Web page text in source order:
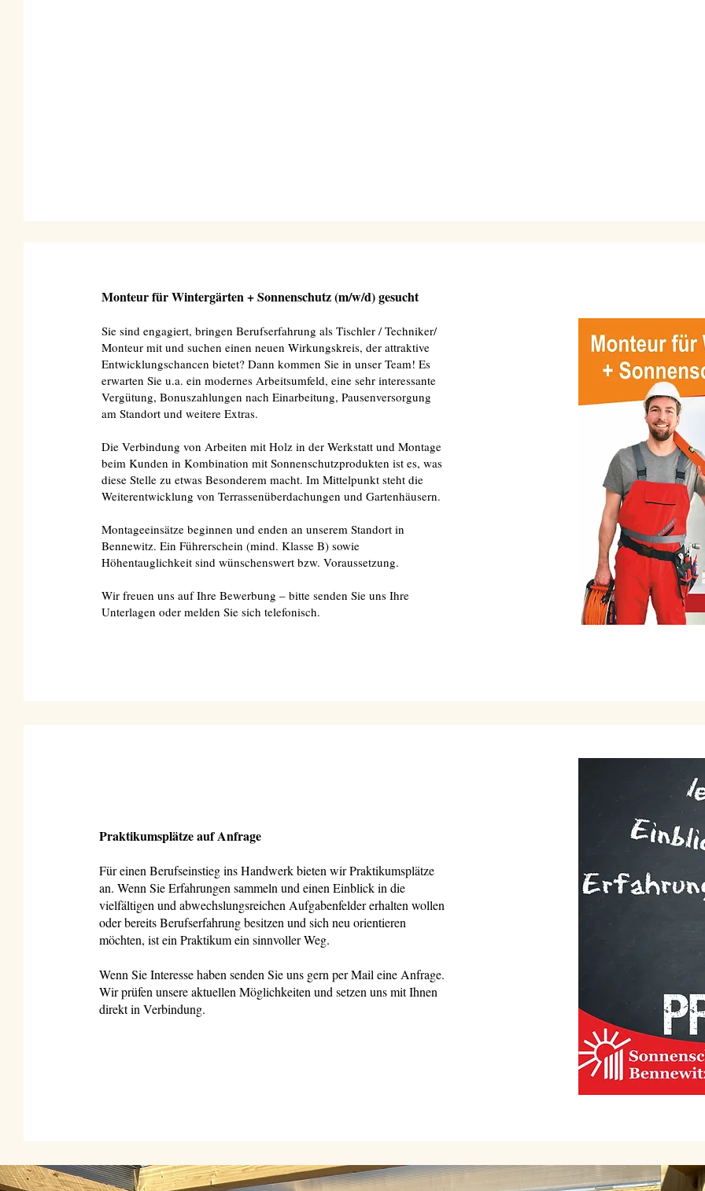
Monteur für Wintergärten + Sonnenschutz (m/w/d) gesucht
Sie sind engagiert, bringen Berufserfahrung als Tischler / Techniker/
Monteur mit und suchen einen neuen Wirkungskreis, der attraktive
Entwicklungschancen bietet? Dann kommen Sie in unser Team! Es
erwarten Sie u.a. ein modernes Arbeitsumfeld, eine sehr interessante
Vergütung, Bonuszahlungen nach Einarbeitung, Pausenversorgung
am Standort und weitere Extras.
Die Verbindung von Arbeiten mit Holz in der Werkstatt und Montage
beim Kunden in Kombination mit Sonnenschutzprodukten ist es, was
diese Stelle zu etwas Besonderem macht. Im Mittelpunkt steht die
Weiterentwicklung von Terrassenüberdachungen und Gartenhäusern.
Montageeinsätze beginnen und enden an unserem Standort in
Bennewitz. Ein Führerschein (mind. Klasse B) sowie
Höhentauglichkeit sind wünschenswert bzw. Voraussetzung.
Wir freuen uns auf Ihre Bewerbung – bitte senden Sie uns Ihre
Unterlagen oder melden Sie sich telefonisch.
Praktikumsplätze auf Anfrage
Für einen Berufseinstieg ins Handwerk bieten wir Praktikumsplätze
an. Wenn Sie Erfahrungen sammeln und einen Einblick in die
vielfältigen und abwechslungsreichen Aufgabenfelder erhalten wollen
oder bereits Berufserfahrung besitzen und sich neu orientieren
möchten, ist ein Praktikum ein sinnvoller Weg.
Wenn Sie Interesse haben senden Sie uns gern per Mail eine Anfrage.
Wir prüfen unsere aktuellen Möglichkeiten und setzen uns mit Ihnen
direkt in Verbindung.